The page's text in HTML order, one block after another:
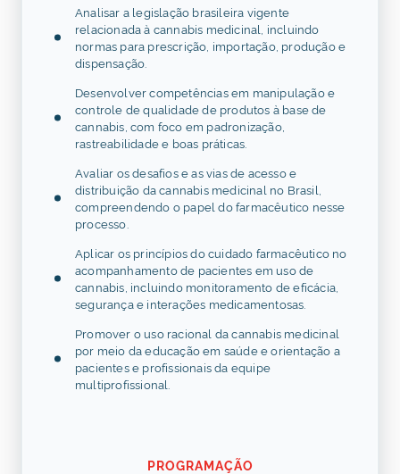
Analisar a legislação brasileira vigente
relacionada à cannabis medicinal, incluindo
normas para prescrição, importação, produção e
dispensação.
Desenvolver competências em manipulação e
controle de qualidade de produtos à base de
cannabis, com foco em padronização,
rastreabilidade e boas práticas.
Avaliar os desafios e as vias de acesso e
distribuição da cannabis medicinal no Brasil,
compreendendo o papel do farmacêutico nesse
processo.
Aplicar os princípios do cuidado farmacêutico no
acompanhamento de pacientes em uso de
cannabis, incluindo monitoramento de eficácia,
segurança e interações medicamentosas.
Promover o uso racional da cannabis medicinal
por meio da educação em saúde e orientação a
pacientes e profissionais da equipe
multiprofissional.
PROGRAMAÇÃO